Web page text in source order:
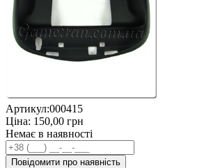
Артикул:000415
Ціна: 150,00 грн
Немає в наявності
Повідомити про наявність